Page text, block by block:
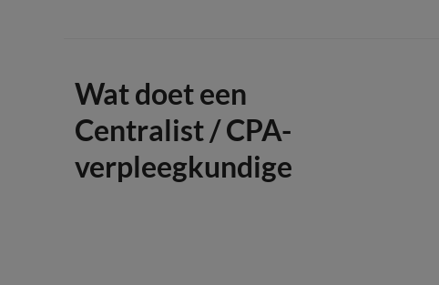
Wat doet een
Centralist / CPA-
verpleegkundige